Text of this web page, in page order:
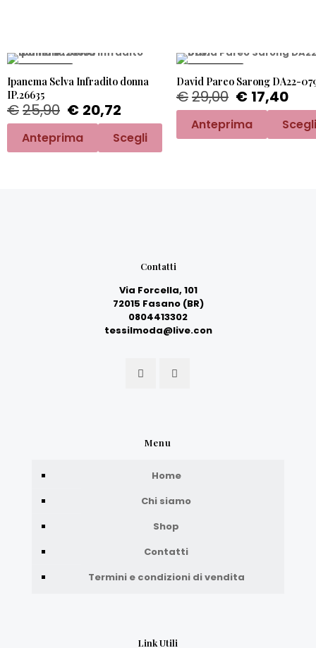
Ipanema Selva Infradito donna
IP.26635
€25,90 € 20,72
Anteprima Scegli
David Pareo Sarong DA22-
€29,00 € 17,40
Anteprima Scegli
Contatti
Via Forcella, 101
72015 Fasano (BR)
0804413302
tessilmoda@live.con
Menu
Home
Chi siamo
Shop
Contatti
Termini e condizioni di vendita
Link Utili